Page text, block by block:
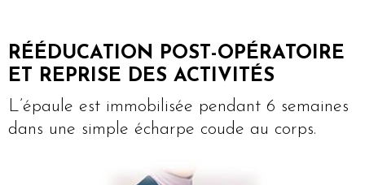
RÉÉDUCATION POST-OPÉRATOIRE
ET REPRISE DES ACTIVITÉS
L’épaule est immobilisée pendant 6 semaines
dans une simple écharpe coude au corps.